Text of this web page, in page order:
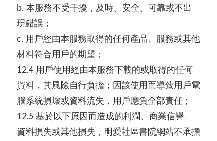
b. 本服務不受干擾，及時、安全、可靠或不出
現錯誤；
c. 用戶經由本服務取得的任何產品、服務或其他
材料符合用戶的期望；
12.4 用戶使用經由本服務下載的或取得的任何
資料，其風險自行負擔；因該使用而導致用戶電
腦系統損壞或資料流失，用戶應負全部責任；
12.5 基於以下原因而造成的利潤、商業信譽、
資料損失或其他損失，明愛社區書院網站不承擔